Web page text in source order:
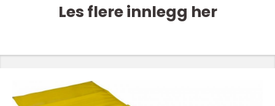
Les flere innlegg her